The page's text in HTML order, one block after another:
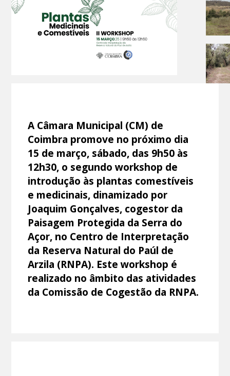
A Câmara Municipal (CM) de
Coimbra promove no próximo dia
15 de março, sábado, das 9h50 às
12h30, o segundo workshop de
introdução às plantas comestíveis
e medicinais, dinamizado por
Joaquim Gonçalves, cogestor da
Paisagem Protegida da Serra do
Açor, no Centro de Interpretação
da Reserva Natural do Paúl de
Arzila (RNPA). Este workshop é
realizado no âmbito das atividades
da Comissão de Cogestão da RNPA.